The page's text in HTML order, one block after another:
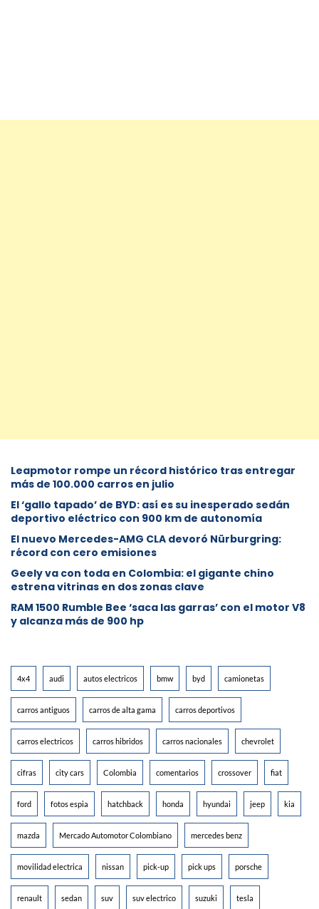
Leapmotor rompe un récord histórico tras entregar
más de 100.000 carros en julio
El ‘gallo tapado’ de BYD: así es su inesperado sedán
deportivo eléctrico con 900 km de autonomía
El nuevo Mercedes-AMG CLA devoró Nürburgring:
récord con cero emisiones
Geely va con toda en Colombia: el gigante chino
estrena vitrinas en dos zonas clave
RAM 1500 Rumble Bee ‘saca las garras’ con el motor V8
y alcanza más de 900 hp
4x4 audi autos electricos bmw byd camionetas
carros antiguos carros de alta gama carros deportivos
carros electricos carros hibridos carros nacionales chevrolet
cifras city cars Colombia comentarios crossover fiat
ford fotos espia hatchback honda hyundai jeep kia
mazda Mercado Automotor Colombiano mercedes benz
movilidad electrica nissan pick-up pick ups porsche
renault sedan suv suv electrico suzuki tesla